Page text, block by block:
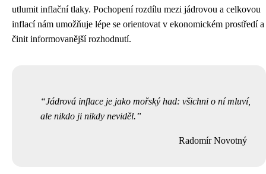
utlumit inflační tlaky. Pochopení rozdílu mezi jádrovou a celkovou
inflací nám umožňuje lépe se orientovat v ekonomickém prostředí a
činit informovanější rozhodnutí.
Jádrová inflace je jako mořský had: všichni o ní mluví,
ale nikdo ji nikdy neviděl.
Radomír Novotný